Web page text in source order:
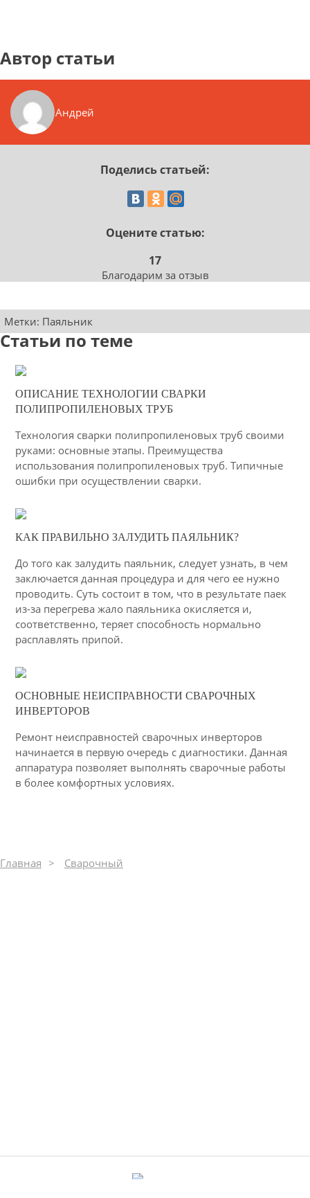
Автор статьи
Андрей
Поделись статьей:
Оцените статью:
17
Благодарим за отзыв
Метки: Паяльник
Статьи по теме
12
ОПИСАНИЕ ТЕХНОЛОГИИ СВАРКИ
ПОЛИПРОПИЛЕНОВЫХ ТРУБ
Технология сварки полипропиленовых труб своими
руками: основные этапы. Преимущества
использования полипропиленовых труб. Типичные
ошибки при осуществлении сварки.
КАК ПРАВИЛЬНО ЗАЛУДИТЬ ПАЯЛЬНИК?
До того как залудить паяльник, следует узнать, в чем
заключается данная процедура и для чего ее нужно
проводить. Суть состоит в том, что в результате паек
из-за перегрева жало паяльника окисляется и,
соответственно, теряет способность нормально
расплавлять припой.
32
ОСНОВНЫЕ НЕИСПРАВНОСТИ СВАРОЧНЫХ
ИНВЕРТОРОВ
Ремонт неисправностей сварочных инверторов
начинается в первую очередь с диагностики. Данная
аппаратура позволяет выполнять сварочные работы
в более комфортных условиях.
Главная Сварочный